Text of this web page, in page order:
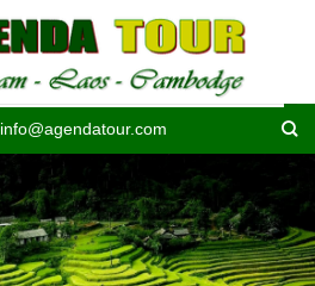
info@agendatour.com